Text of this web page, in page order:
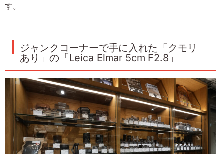
す。
ジャンクコーナーで手に入れた「クモリ
あり」の「Leica Elmar 5cm F2.8」